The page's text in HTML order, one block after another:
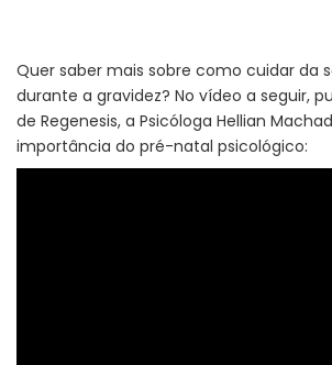
Quer saber mais sobre como cuidar da
durante a gravidez? No vídeo a seguir,
de Regenesis, a Psicóloga Hellian
importância do pré-natal psicológico: